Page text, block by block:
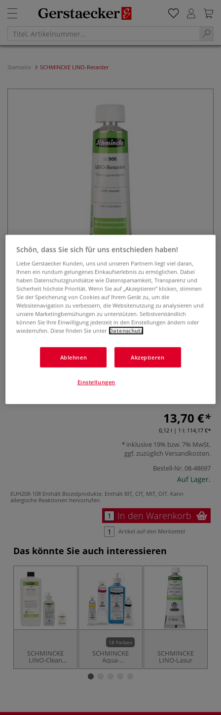
Startseite SCHMINCKE LINO-Retarder
SCHMINCKE LINO-Retarder
3 Bewertungen
Offenzeit der Farben und damit auch ihre Druckfähigkeit
verlängern: LINOL-Retarder ist ein gebrauchsfertiger
Trocknungsverzögerer der die Transparenz und den Glanz
der Druckfarben steigert. Erhältlich in 35-ml- und 120-ml-
13,70 €
0,12 l | 1 l: 114,17 €
inklusive 19% bzw. 7% MwSt,
ggf. zuzüglich Versandkosten.
Bestell-Nr.08-48697
Auf Lager.
EUH208-108 Enthält Biozidprodukte. Enthält BIT, CIT, MIT, OIT. Kann
allergische Reaktionen hervorrufen.
In den Warenkorb
Artikel auf den Merkzettel
Das könnte Sie auch interessieren
SCHMINCKE
LINO-Clean
Linoldruck-
18 Farben
SCHMINCKE
Aqua-
Linoldruckfarbe
SCHMINCKE
LINO-Lasur
Schön, dass Sie sich für uns entschieden haben!
Liebe Gerstaecker Kunden, uns und unseren Partnern liegt viel daran,
Ihnen ein rundum gelungenes Einkaufserlebnis zu ermöglichen. Dabei
haben Datenschutzgrundsätze wie Datensparsamkeit, Transparenz und
Sicherheit höchste Priorität. Wenn Sie auf „Akzeptieren“ klicken, stimmen
Sie der Speicherung von Cookies auf Ihrem Gerät zu, um die
Websitenavigation zu verbessern, die Websitenutzung zu analysieren und
unsere Marketingbemühungen zu unterstützen. Selbstverständlich
können Sie Ihre Einwilligung jederzeit in den Einstellungen ändern oder
wiederrufen. Diese finden Sie unter Datenschutz
Ablehnen Akzeptieren
Einstellungen